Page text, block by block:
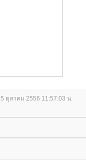
5 ตุลาคม 2556 11:57:03 น.